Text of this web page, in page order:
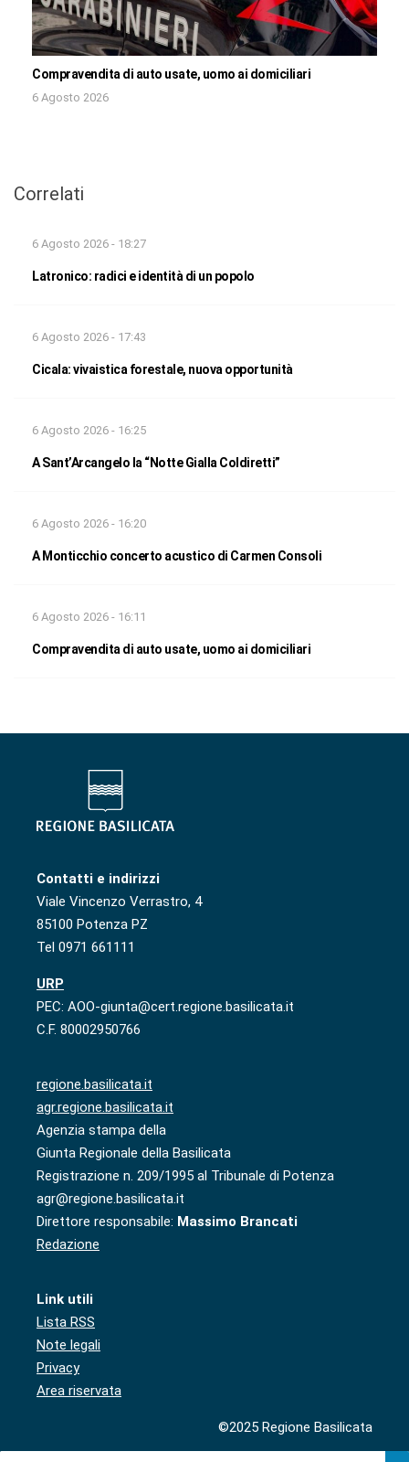
Compravendita di auto usate, uomo ai domiciliari
6 Agosto 2026
Correlati
6 Agosto 2026 - 18:27
Latronico: radici e identità di un popolo
6 Agosto 2026 - 17:43
Cicala: vivaistica forestale, nuova opportunità
6 Agosto 2026 - 16:25
A Sant’Arcangelo la “Notte Gialla Coldiretti”
6 Agosto 2026 - 16:20
A Monticchio concerto acustico di Carmen Consoli
6 Agosto 2026 - 16:11
Compravendita di auto usate, uomo ai domiciliari
Contatti e indirizzi
Viale Vincenzo Verrastro, 4
85100 Potenza PZ
Tel 0971 661111
URP
PEC: AOO-giunta@cert.regione.basilicata.it
C.F. 80002950766
regione.basilicata.it
agr.regione.basilicata.it
Agenzia stampa della
Giunta Regionale della Basilicata
Registrazione n. 209/1995 al Tribunale di Potenza
agr@regione.basilicata.it
Direttore responsabile: Massimo Brancati
Redazione
Link utili
Lista RSS
Note legali
Privacy
Area riservata
©2025 Regione Basilicata